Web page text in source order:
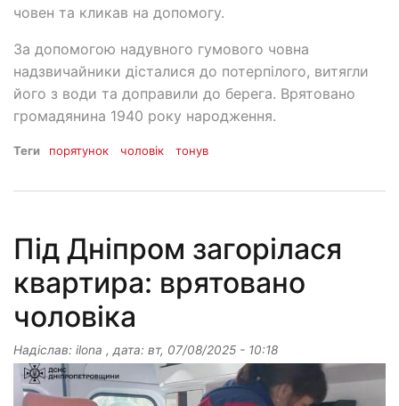
човен та кликав на допомогу.
За допомогою надувного гумового човна
надзвичайники дісталися до потерпілого, витягли
його з води та доправили до берега. Врятовано
громадянина 1940 року народження.
Теги порятунок чоловік тонув
Під Дніпром загорілася
квартира: врятовано
чоловіка
Надіслав: ilona , дата: вт, 07/08/2025 - 10:18